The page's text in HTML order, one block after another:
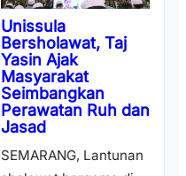
Unissula
Bersholawat, Taj
Yasin Ajak
Masyarakat
Seimbangkan
Perawatan Ruh dan
Jasad
SEMARANG, Lantunan